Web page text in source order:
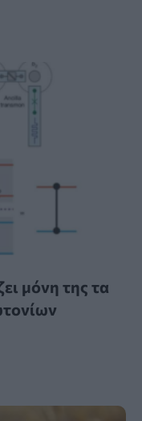
μόνη της τα